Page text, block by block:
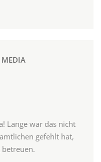
MEDIA
Lange war das nicht
gefehlt hat,